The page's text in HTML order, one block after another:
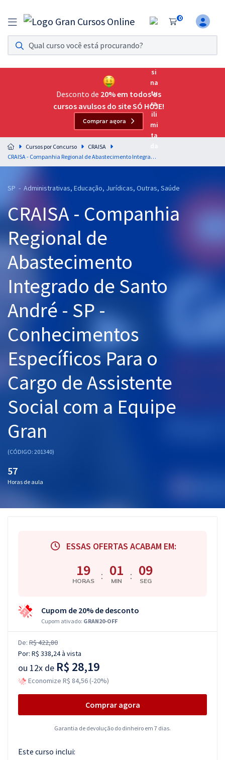
0
Assinatura Ilimitada 11
Acesso a todos os cursos. Teste grátis por 7 dias!
Assinatura OAB Até Passar
Acesso ilimitado a toda preparação para o Exame da
Residências Multiprofissionais
Preparação completa e intensiva para as principais
residências em saúde do Brasil
Cursos 20% OFF
Pós
Graduação
OAB
Mentorias
Questões grátis
Conteúdo gratuito
Aprovados
Desconto de 20% em todos os
cursos avulsos do site SÓ HOJE!
Comprar agora
Cursos por Concurso
CRAISA
CRAISA - Companhia Regional de Abastecimento Integrado de Santo André - SP - Conhecimentos Específicos Para o Cargo de Assistente Social com a Equipe Gran
SP - Administrativas, Educação, Jurídicas, Outras, Saúde
CRAISA - Companhia
Regional de
Abastecimento
Integrado de Santo
André - SP -
Conhecimentos
Específicos Para o
Cargo de Assistente
Social com a Equipe
Gran
(CÓDIGO: 201340)
57
Horas de aula
ESSAS OFERTAS ACABAM EM:
19
HORAS : 01
MIN : 08
SEG
Cupom de 20% de desconto
Cupom ativado: GRAN20-OFF
De: R$ 422,80
Por: R$ 338,24à vista
ou 12x de R$ 28,19
Economize R$ 84,56 (-20%)
Comprar agora
Garantia de devolução do dinheiro em 7 dias.
Este curso inclui: